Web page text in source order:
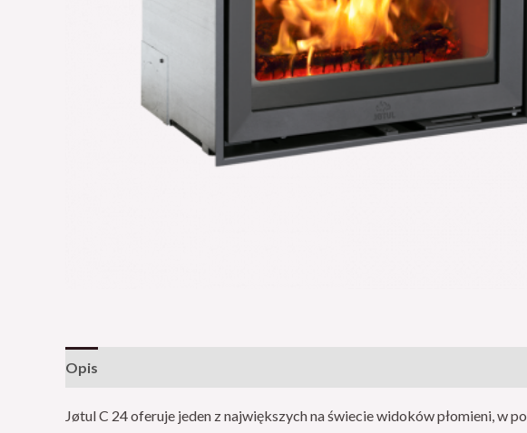
Opis
Jøtul C 24 oferuje jeden z największych na świecie widoków płomieni, w